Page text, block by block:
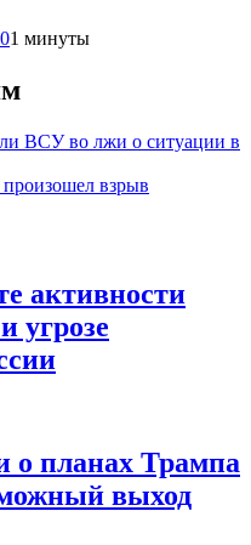
01 минуты
ВСУ во лжи о ситуации в
взрыв
активности
угрозе
о планах Трампа
выход